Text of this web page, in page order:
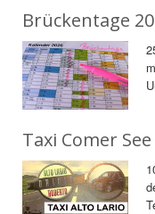
Brückentage
Taxi Comer See